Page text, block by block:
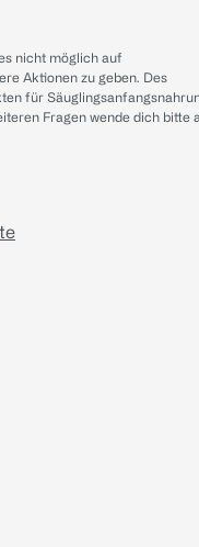
nicht möglich auf
Aktionen zu geben. Des
für
Fragen wende dich bitte